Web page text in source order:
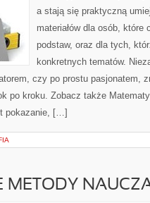
a stają się praktyczną
materiałów dla osób,
podstaw, oraz dla tych,
konkretnych tematów.
czy po prostu pasjonatem,
po kroku. Zobacz także
pokazanie, […]
METODY